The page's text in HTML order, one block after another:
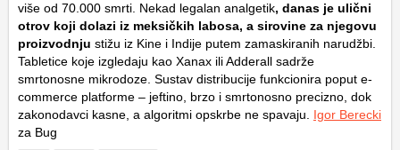
više od 70.000 smrti. Nekad legalan analgetik, danas je ulični
otrov koji dolazi iz meksičkih labosa, a sirovine za njegovu
proizvodnju stižu iz Kine i Indije putem zamaskiranih narudžbi.
Tabletice koje izgledaju kao Xanax ili Adderall sadrže
smrtonosne mikrodoze. Sustav distribucije funkcionira poput e-
commerce platforme – jeftino, brzo i smrtonosno precizno, dok
zakonodavci kasne, a algoritmi opskrbe ne spavaju. Igor Berecki
za Bug